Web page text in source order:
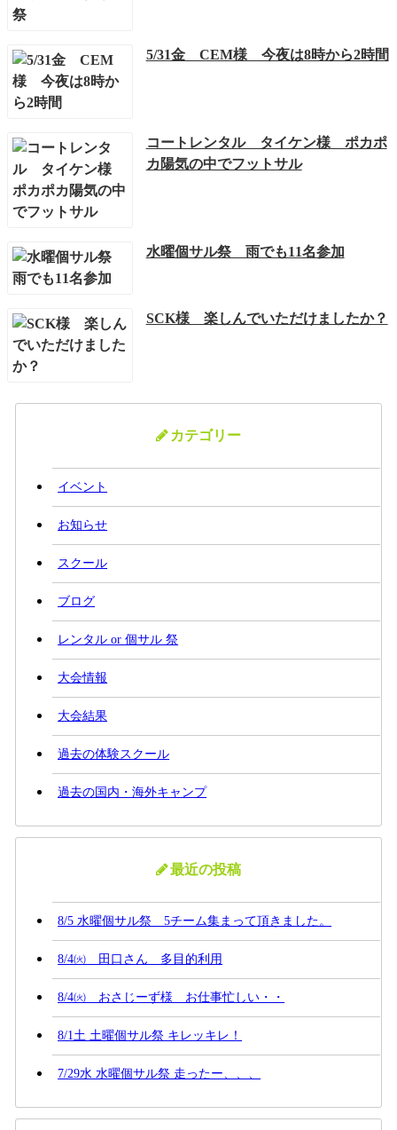
5/31金 CEM様 今夜は8時から2時間
コートレンタル タイケン様 ポカポ
カ陽気の中でフットサル
水曜個サル祭 雨でも11名参加
SCK様 楽しんでいただけましたか？
カテゴリー
イベント
お知らせ
スクール
ブログ
レンタル or 個サル 祭
大会情報
大会結果
過去の体験スクール
過去の国内・海外キャンプ
最近の投稿
8/5 水曜個サル祭 5チーム集まって頂きました。
8/4㈫ 田口さん 多目的利用
8/4㈫ おさじーず様 お仕事忙しい・・
8/1土 土曜個サル祭 キレッキレ！
7/29水 水曜個サル祭 走ったー、、、